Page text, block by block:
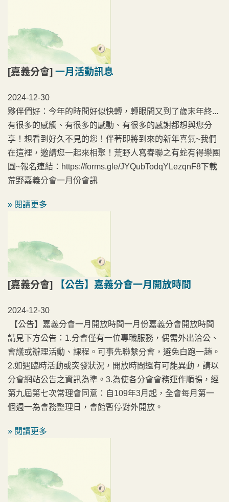
[嘉義分會] 一月活動訊息
2024-12-30
夥伴們好：今年的時間好似快轉，轉眼間又到了歲末年終...
有很多的感觸、有很多的感動、有很多的感謝都想與您分
享！想看到好久不見的您！伴著即將到來的新年喜氣~我們
在這裡，邀請您一起來相聚！荒野人寫春聯之有蛇有得樂團
圓~報名連結：https://forms.gle/JYQubTodqYLezqnF8下載
荒野嘉義分會一月份會訊
» 閱讀更多
[嘉義分會] 【公告】嘉義分會一月開放時間
2024-12-30
【公告】嘉義分會一月開放時間一月份嘉義分會開放時間
請見下方公告：1.分會僅有一位專職服務，偶需外出洽公、
會議或辦理活動、課程。可事先聯繫分會，避免白跑一趟。
2.如遇臨時活動或突發狀況，開放時間還有可能異動，請以
分會網站公告之資訊為準。3.為使各分會會務運作順暢，經
第九屆第七次常理會同意：自109年3月起，全會每月第一
個週一為會務整理日，會館暫停對外開放。
» 閱讀更多